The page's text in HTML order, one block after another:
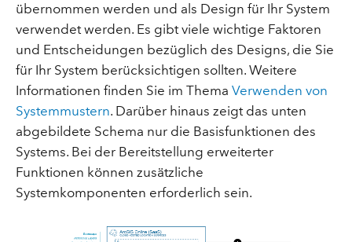
übernommen werden und als Design für Ihr System
verwendet werden. Es gibt viele wichtige Faktoren
und Entscheidungen bezüglich des Designs, die Sie
für Ihr System berücksichtigen sollten. Weitere
Informationen finden Sie im Thema Verwenden von
Systemmustern. Darüber hinaus zeigt das unten
abgebildete Schema nur die Basisfunktionen des
Systems. Bei der Bereitstellung erweiterter
Funktionen können zusätzliche
Systemkomponenten erforderlich sein.